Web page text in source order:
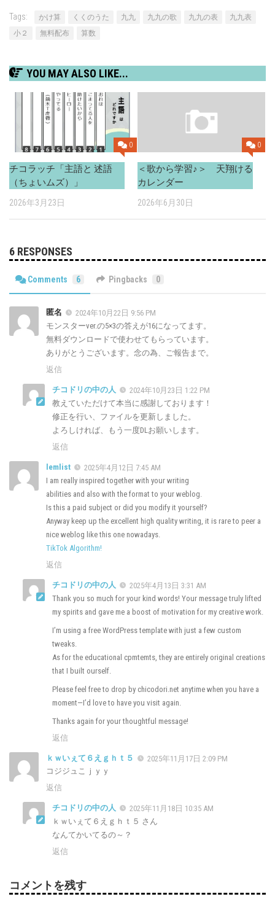
Tags: かけ算 くくのうた 九九 九九の歌 九九の表
九九表
小２
無料配布 算数
YOU MAY ALSO LIKE...
0
チコラッチ「主語と 述語
（ちょいムズ）」
2026年3月23日
0
＜歌から学習♪＞ 天翔ける
カレンダー
2026年6月30日
6 RESPONSES
Comments 6 Pingbacks 0
匿名
2024年10月22日 9:56 PM
モンスターver.の5×3の答えが16になってます。
無料ダウンロードで使わせてもらっています。
ありがとうございます。念の為、ご報告まで。
返信
チコドリの中の人
2024年10月23日 1:22 PM
教えていただけて本当に感謝しております！
修正を行い、ファイルを更新しました。
よろしければ、もう一度DLお願いします。
返信
lemlist
2025年4月12日 7:45 AM
I am really inspired together with your writing
abilities and also with the format to your weblog.
Is this a paid subject or did you modify it yourself?
Anyway keep up the excellent high quality writing, it is rare to peer a
nice weblog like this one nowadays.
TikTok Algorithm!
返信
チコドリの中の人
2025年4月13日 3:31 AM
Thank you so much for your kind words! Your message truly lifted
my spirits and gave me a boost of motivation for my creative work.
I’m using a free WordPress template with just a few custom
tweaks.
As for the educational cpmtemts, they are entirely original creations
that I built ourself.
Please feel free to drop by chicodori.net anytime when you have a
moment—I’d love to have you visit again.
Thanks again for your thoughtful message!
返信
ｋｗいぇて６えｇｈｔ５
2025年11月17日 2:09 PM
コジジュこｊｙｙ
返信
チコドリの中の人
2025年11月18日 10:35 AM
ｋｗいぇて６えｇｈｔ５ さん
なんてかいてるの～？
返信
コメントを残す